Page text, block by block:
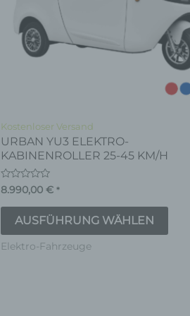
Kostenloser Versand
URBAN YU3 ELEKTRO-
KABINENROLLER 25-45 KM/H
Bewertet
mit
0
8.990,00 € *
AUSFÜHRUNG WÄHLEN
Die
auf
Elektro-Fahrzeuge